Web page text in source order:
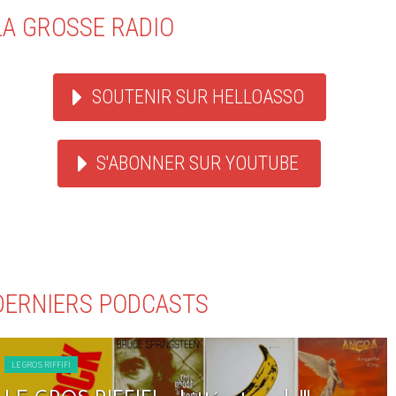
GROSSE RADIO
SOUTENIR SUR HELLOASSO
S'ABONNER SUR YOUTUBE
PODCASTS
LE GROS RIFFIFI